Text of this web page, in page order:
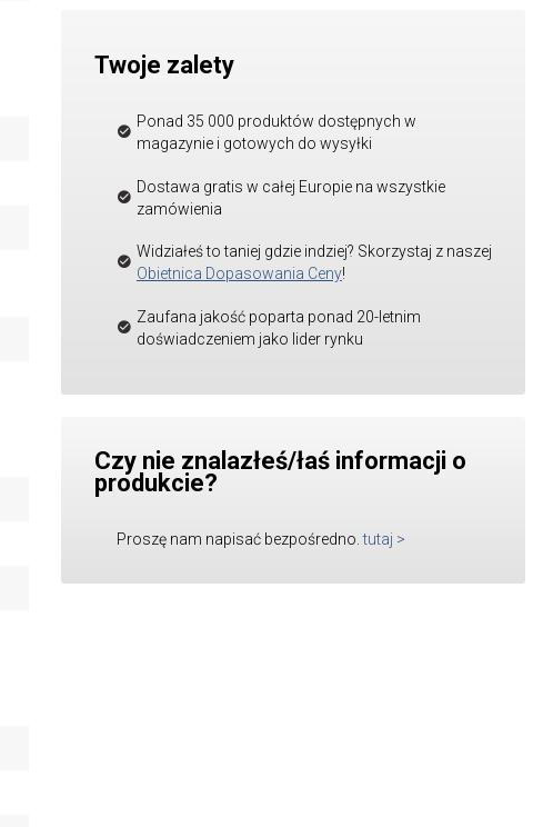
Twoje zalety
Ponad 35 000 produktów dostępnych w
magazynie i gotowych do wysyłki
Dostawa gratis w całej Europie na wszystkie
zamówienia
Widziałeś to taniej gdzie indziej? Skorzystaj z naszej
Obietnica Dopasowania Ceny!
Zaufana jakość poparta ponad 20-letnim
doświadczeniem jako lider rynku
Czy nie znalazłeś/łaś informacji o
produkcie?
Proszę nam napisać bezpośredno. tutaj >